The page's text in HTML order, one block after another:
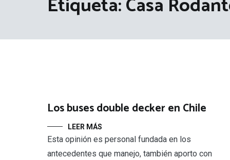
Los buses double decker en Chile
LEER MÁS
Esta opinión es personal fundada en los
antecedentes que manejo, también aporto con